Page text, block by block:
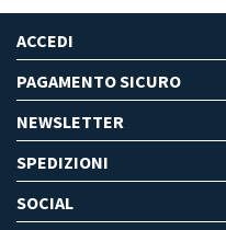
ACCEDI
PAGAMENTO SICURO
NEWSLETTER
SPEDIZIONI
SOCIAL